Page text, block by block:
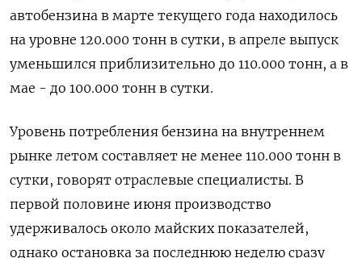
автобензина в марте текущего ​года находилось
на уровне ​120.000 тонн ⁠в сутки, в апреле выпуск
уменьшился приблизительно до 110.000 тонн, а в
‌мае - до 100.000 тонн в сутки.
Уровень ‌потребления бензина на внутреннем
рынке летом составляет не менее 110.000 тонн в
сутки, говорят отраслевые специалисты. В
первой ​половине июня производство
удерживалось около майских показателей,
однако остановка за последнюю неделю сразу